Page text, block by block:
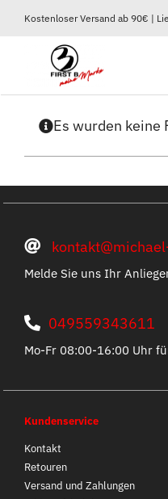
Zum
springen
Kostenloser Versand ab 90€ |
BEKLEIDUNG
Jacken & Mäntel
Westen
BEKLEIDUNG
Jacken & Mäntel
Westen
Es wurden keine
Melde Sie uns Ihr
049559343611
Mo-Fr 08:00-16:00 Uhr
Kundenservice
Kontakt
Retouren
Versand und Zahlungen